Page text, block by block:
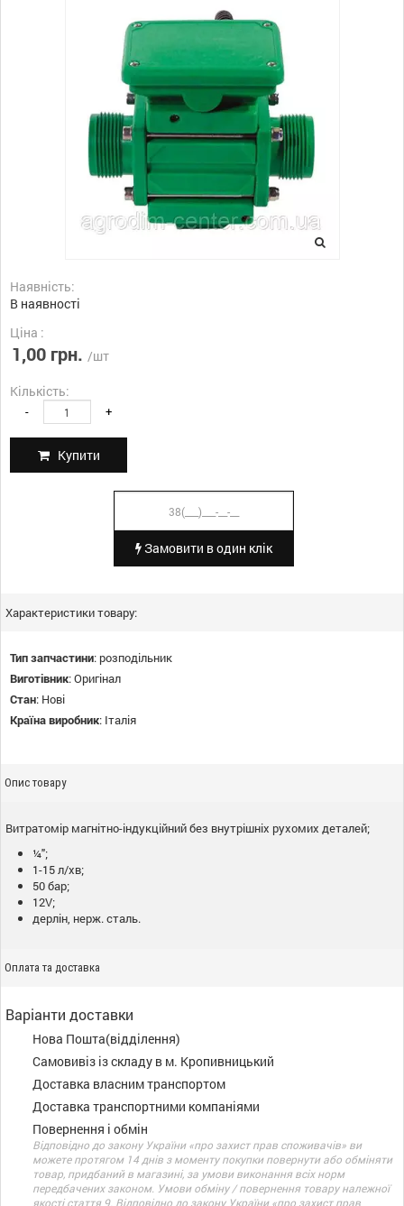
Наявність:
В наявності
Ціна :
1,00 грн. /шт
Кількість:
- +
Купити
Замовити в один клік
Характеристики товару:
Тип запчастини: розподільник
Виготівник:Оригінал
Стан: Нові
Країна виробник: Італія
Опис товару
Витратомір магнітно-індукційний без внутрішніх рухомих деталей;
¼";
1-15 л/хв;
50 бар;
12V;
дерлін, нерж. сталь.
Оплата та доставка
Варіанти доставки
Нова Пошта(відділення)
Самовивіз із складу в м. Кропивницький
Доставка власним транспортом
Доставка транспортними компаніями
Повернення і обмін
Відповідно до закону України «про захист прав споживачів» ви
можете протягом 14 днів з моменту покупки повернути або обміняти
товар, придбаний в магазині, за умови виконання всіх норм
передбачених законом. Умови обміну / повернення товару належної
якості стаття 9. Відповідно до закону України «про захист прав